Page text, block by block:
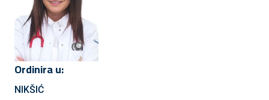
Ljekari
Cjenovnik
O nama
Aktuelnosti
Ordinira u:
NIKŠIĆ